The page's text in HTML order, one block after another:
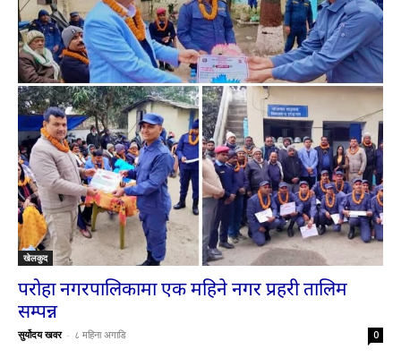
खेलकुद
परोहा नगरपालिकामा एक महिने नगर प्रहरी तालिम
सम्पन्न
सुर्योदय खवर - ८ महिना अगाडि 0